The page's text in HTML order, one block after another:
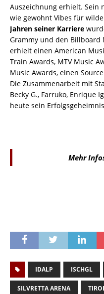
Auszeichnung erhielt. Sein
wie gewohnt Vibes für
Jahren seiner Karriere
Grammy und den
erhielt einen American
Train Awards, MTV Music
Music Awards, einen
Die Zusammenarbeit mit
Becky G., Farruko, Enrique
heute sein
Mehr
IDALP ISCHGL
SILVRETTA ARENA